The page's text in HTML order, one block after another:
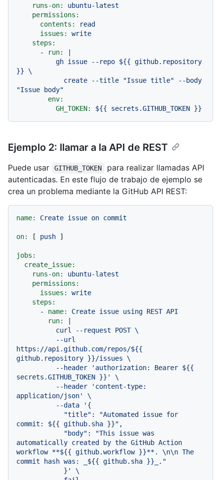
runs-on:
ubuntu-latest
permissions:
contents:
read
issues:
write
steps:
-
run:
}} \
env:
GH_TOKEN:
${{ secrets.GITHUB_TOKEN }}
Ejemplo 2: llamar a la API de REST
Puede usar GITHUB_TOKEN
para realizar llamadas API
autenticadas. En este flujo de trabajo de ejemplo se
crea un problema mediante la GitHub API REST:
name: Create issue on commit
on: [ push ]
jobs:
create_issue:
runs-on:
ubuntu-latest
permissions:
issues:
write
steps:
-
name: Create issue using REST API
run:
https://api.github.com/repos/${{
github.repository }}/issues \
secrets.GITHUB_TOKEN }}' \
application/json' \
commit: ${{ github.sha }}",
automatically created by the GitHub Action
workflow **${{ github.workflow }}**. \n\n The
commit hash was: _${{ github.sha }}_."